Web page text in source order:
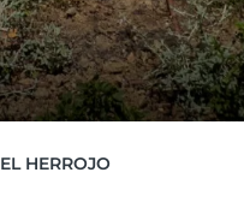
EL HERROJO